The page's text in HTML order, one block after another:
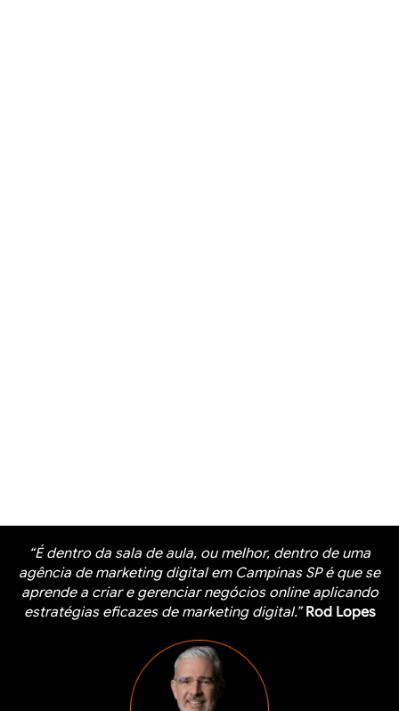
“É dentro da sala de aula, ou melhor, dentro de uma
agência de marketing digital em Campinas SP é que se
aprende a criar e gerenciar negócios online aplicando
estratégias eficazes de marketing digital.” Rod Lopes